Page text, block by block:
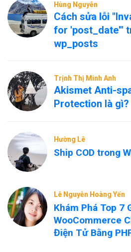
Hùng Nguyễn
Cách sửa lỗi
for 'post_date'"
wp_posts
Trịnh Thị Minh Anh
Akismet Anti-
Protection là gì?
Hường Lê
Ship COD trong
Lê Nguyễn Hoàng Yến
Khám Phá Top 7
WooCommerce
Điện Tử Bằng